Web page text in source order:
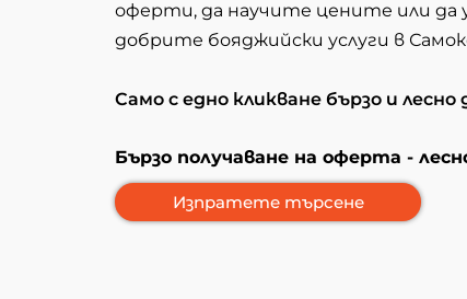
оферти, да научите цените или да
добрите бояджийски услуги в
Само с едно кликване бързо и
Бързо получаване на оферта -